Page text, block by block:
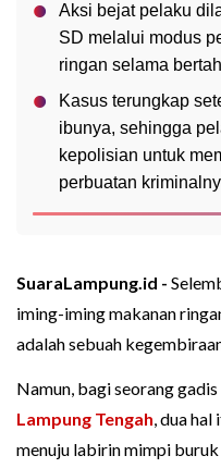
Aksi bejat pelaku
SD melalui modus
ringan selama
Kasus terungkap
ibunya, sehingga
kepolisian untuk
perbuatan
SuaraLampung.id -
iming-iming makanan
adalah sebuah
Namun, bagi seorang
Lampung Tengah, dua
menuju labirin mimpi